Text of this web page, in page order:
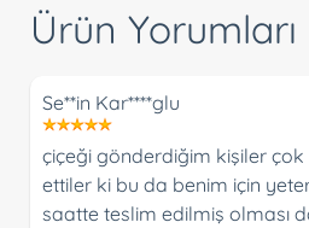
Ürün Yorumları
Se**in Kar****glu
çiçeği gönderdiğim kişiler
ettiler ki bu da benim için
saatte teslim edilmiş olması